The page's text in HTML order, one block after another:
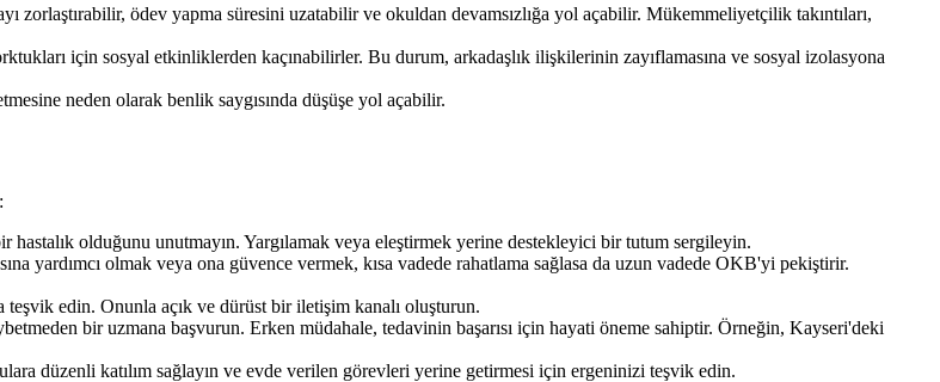
zorlaştırabilir, ödev yapma süresini uzatabilir ve okuldan devamsızlığa yol açabilir. Mükemmeliyetçilik takıntıları,
için sosyal etkinliklerden kaçınabilirler. Bu durum, arkadaşlık ilişkilerinin zayıflamasına ve sosyal izolasyona
neden olarak benlik saygısında düşüşe yol açabilir.
hastalık olduğunu unutmayın. Yargılamak veya eleştirmek yerine destekleyici bir tutum sergileyin.
yardımcı olmak veya ona güvence vermek, kısa vadede rahatlama sağlasa da uzun vadede OKB'yi pekiştirir.
edin. Onunla açık ve dürüst bir iletişim kanalı oluşturun.
bir uzmana başvurun. Erken müdahale, tedavinin başarısı için hayati öneme sahiptir. Örneğin, Kayseri'deki
düzenli katılım sağlayın ve evde verilen görevleri yerine getirmesi için ergeninizi teşvik edin.